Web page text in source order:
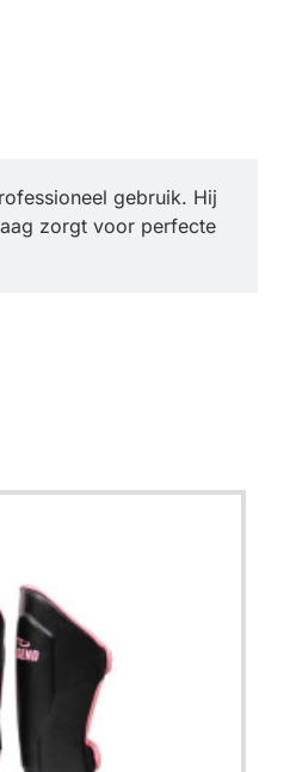
gebruik. Hij
zorgt voor perfecte